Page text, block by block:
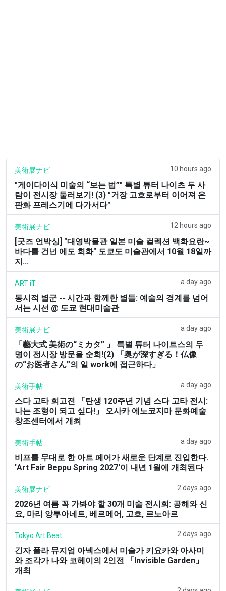
美術展ナビ 10 hours ago
"게이다이식 미술의 “보는 법”" 특별 튜터 나이츠 두 사
람이 전시장 둘러보기! (3) "거장 고흐로부터 이어져 온
판화 프레스기에 다가서다"
美術展ナビ 12 hours ago
[굿즈 언박싱] "대영박물관 일본 미술 컬렉션 백화요란~
바다를 건넌 에도 회화" 도쿄도 미술관에서 10월 18일까
지...
ART iT a day ago
동시적 별군 -- 시간과 함께한 별들: 예술의 경계를 넘어
서는 시선 @ 도쿄 현대미술관
美術展ナビ a day ago
「藝大式 美術の“ミカタ” 」 특별 튜터 나이트스의 두
명이 전시장 방문을 순회!(2) 「奥が深すぎる！仏像
の“お医者さん”의 일 work에 접근하다」
美術手帖 a day ago
스다 고타 회고전 「탄생 120주년 기념 스다 고타 전시:
나는 조형이 되고 싶다!」 오사카 에노코지마 문화예술
창조센터에서 개최
美術手帖 a day ago
비프를 무대로 한 아트 페어가 새로운 단계로 진입한다.
'Art Fair Beppu Spring 2027'이 내년 1월에 개최된다
美術展ナビ 2 days ago
2026년 여름 꼭 가봐야 할 30개 미술 전시회: 공해와 신
요, 마리 앙투아네트, 베르메어, 고흐, 르노아르
Tokyo Art Beat 2 days ago
긴자 폴라 뮤지엄 아넥스에서 미술가 키요카와 아사미
와 조각가 나와 코헤이의 2인전 「Invisible Garden」
개최